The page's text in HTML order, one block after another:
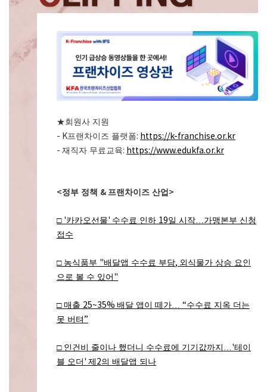
★회원사 지원
- K프랜차이즈 플랫폼: https://k-franchise.or.kr
- 재직자 무료교육: https://www.edukfa.or.kr
<정부 정책 & 프랜차이즈 산업 >
□ '카카오선물' 수수료 인하 19일 시작…가맹본부 신청
접수
□ 농식품부 "배달앱 수수료 부담, 외식물가 상승 요인
으로 볼 수 있어 "
□ 매출 25~35% 배달 앱이 떼가… “수수료 지옥 더는
못 버텨 ”
□ 인건비 줄이나 했더니 수수료에 기기값까지 …'테이
블 오더 ' 제 2의 배달앱 되나